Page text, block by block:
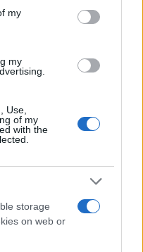
my
my
Use,
of my
with the
storage
on web or